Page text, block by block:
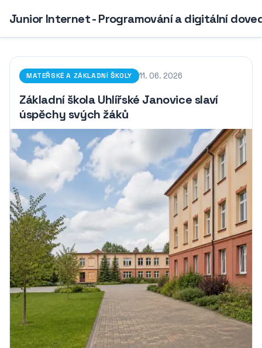
Junior Internet - Programování a digitální
MATEŘSKÉ A ZÁKLADNÍ ŠKOLY 11. 06. 2026
Základní škola Uhlířské Janovice slaví
úspěchy svých žáků